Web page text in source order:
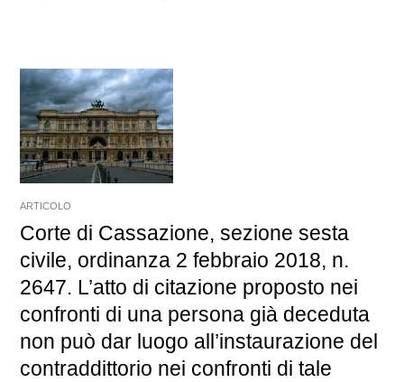
ARTICOLO
Corte di Cassazione, sezione sesta
civile, ordinanza 2 febbraio 2018, n.
2647. L’atto di citazione proposto nei
confronti di una persona già deceduta
non può dar luogo all’instaurazione del
contraddittorio nei confronti di tale